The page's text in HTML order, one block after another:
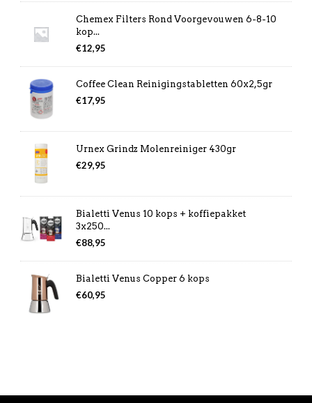
Chemex Filters Rond Voorgevouwen 6-8-10
kop...
€12,95
Coffee Clean Reinigingstabletten 60x2,5gr
€17,95
Urnex Grindz Molenreiniger 430gr
€29,95
Bialetti Venus 10 kops + koffiepakket
3x250...
€88,95
Bialetti Venus Copper 6 kops
€60,95